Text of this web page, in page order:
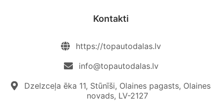
Kontakti
https://topautodalas.lv
info@topautodalas.lv
Dzelzceļa ēka 11, Stūnīši, Olaines pagasts, Olaines
novads, LV-2127